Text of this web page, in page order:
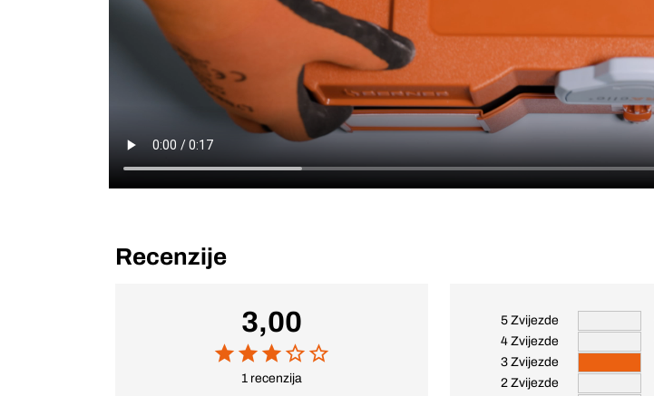
Recenzije
3,00
1 recenzija
5 Zvijezde
4 Zvijezde
3 Zvijezde
2 Zvijezde